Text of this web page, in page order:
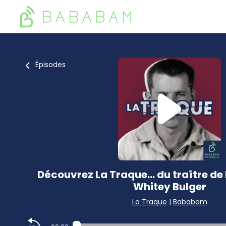
Épisodes
Découvrez La Traque... du traître
Whitey Bulger
La Traque | Bababam